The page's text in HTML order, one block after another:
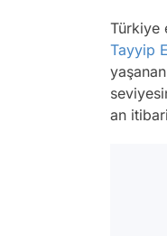
Türkiye
Tayyip
an